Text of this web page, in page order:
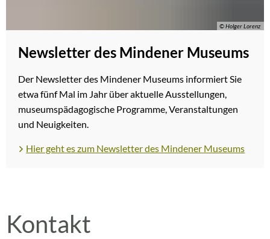
© Holger Lorenz
Newsletter des Mindener Museums
Der Newsletter des Mindener Museums informiert Sie
etwa fünf Mal im Jahr über aktuelle Ausstellungen,
museumspädagogische Programme, Veranstaltungen
und Neuigkeiten.
Hier geht es zum Newsletter des Mindener Museums
Kontakt